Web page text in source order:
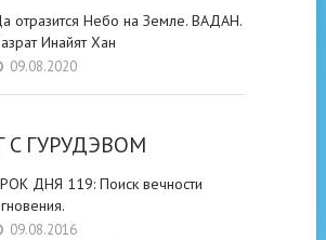
отразится Небо на Земле. ВАДАН.
Инайят Хан
09.08.2020
C ГУРУДЭВОМ
ДНЯ 119: Поиск вечности
09.08.2016